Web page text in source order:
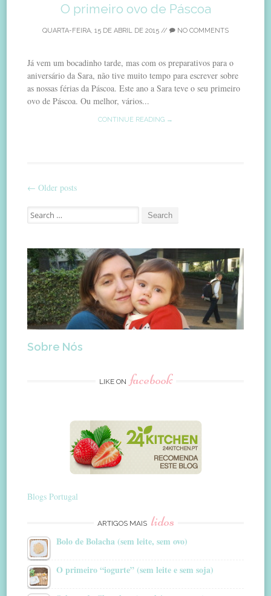
O primeiro ovo de Páscoa
QUARTA-FEIRA, 15 DE ABRIL DE 2015 // NO COMMENTS
Já vem um bocadinho tarde, mas com os preparativos para o
aniversário da Sara, não tive muito tempo para escrever sobre
as nossas férias da Páscoa. Este ano a Sara teve o seu primeiro
ovo de Páscoa. Ou melhor, vários...
CONTINUE READING →
Post
navigation
← Older posts
Search
for:
Sobre Nós
LIKE ON facebook
Blogs Portugal
ARTIGOS MAIS lidos
Bolo de Bolacha (sem leite, sem ovo)
O primeiro “iogurte” (sem leite e sem soja)